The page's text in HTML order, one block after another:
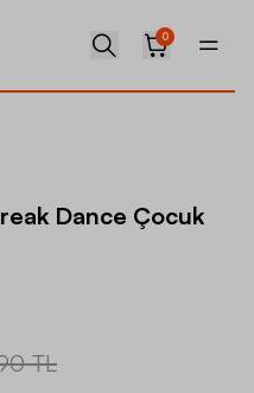
0
Dance Çocuk
TL